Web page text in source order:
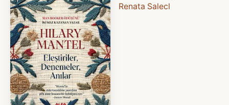
Renata Salecl